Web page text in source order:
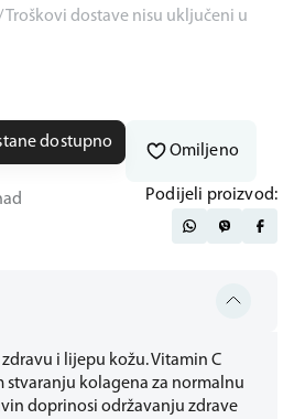
i lijepu kožu. Vitamin C
kolagena za normalnu
doprinosi održavanju zdrave
Troškovi dostave nisu uključeni u
dostupno
Omiljeno
Podijeli proizvod: